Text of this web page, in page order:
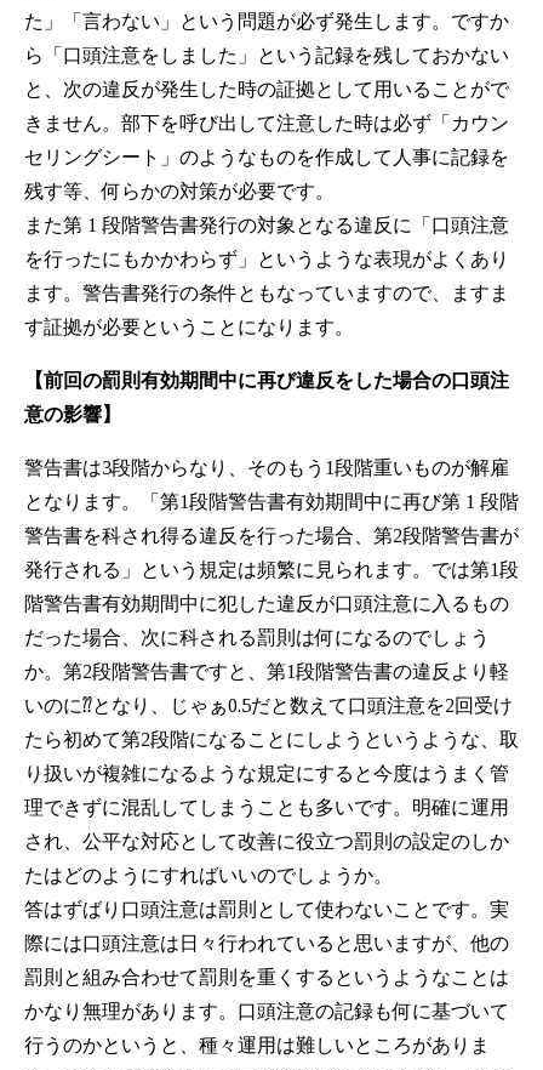
た」「言わない」という問題が必ず発生します。ですか
ら「口頭注意をしました」という記録を残しておかない
と、次の違反が発生した時の証拠として用いることがで
きません。部下を呼び出して注意した時は必ず「カウン
セリングシート」のようなものを作成して人事に記録を
残す等、何らかの対策が必要です。
また第 1 段階警告書発行の対象となる違反に「口頭注意
を行ったにもかかわらず」というような表現がよくあり
ます。警告書発行の条件ともなっていますので、ますま
す証拠が必要ということになります。
【前回の罰則有効期間中に再び違反をした場合の口頭注
意の影響】
警告書は3段階からなり、そのもう1段階重いものが解雇
となります。「第1段階警告書有効期間中に再び第 1 段階
警告書を科され得る違反を行った場合、第2段階警告書が
発行される」という規定は頻繁に見られます。では第1段
階警告書有効期間中に犯した違反が口頭注意に入るもの
だった場合、次に科される罰則は何になるのでしょう
か。第2段階警告書ですと、第1段階警告書の違反より軽
いのに⁇となり、じゃぁ0.5だと数えて口頭注意を2回受け
たら初めて第2段階になることにしようというような、取
り扱いが複雑になるような規定にすると今度はうまく管
理できずに混乱してしまうことも多いです。明確に運用
され、公平な対応として改善に役立つ罰則の設定のしか
たはどのようにすればいいのでしょうか。
答はずばり口頭注意は罰則として使わないことです。実
際には口頭注意は日々行われていると思いますが、他の
罰則と組み合わせて罰則を重くするというようなことは
かなり無理があります。口頭注意の記録も何に基づいて
行うのかというと、種々運用は難しいところがありま